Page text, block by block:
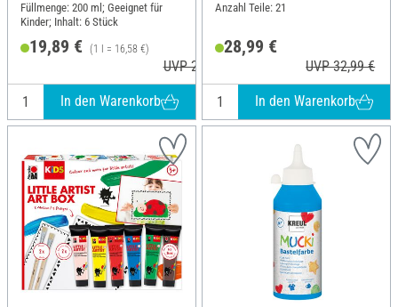
Füllmenge: 200 ml; Geeignet für
Kinder; Inhalt: 6 Stück
19,89 € (1 l = 16,58 €)
UVP 23,99 €
In den Warenkorb
Anzahl Teile: 21
28,99 €
UVP 32,99 €
In den Warenkorb